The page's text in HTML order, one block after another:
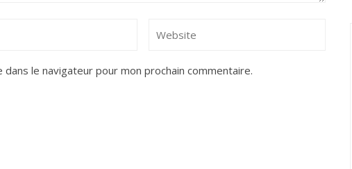
le navigateur pour mon prochain commentaire.